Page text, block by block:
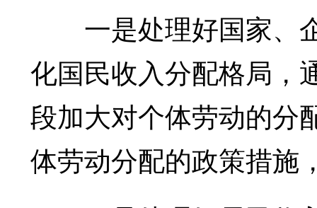
一是处理好国家、
化国民收入分配格局，
段加大对个体劳动的分
体劳动分配的政策措施